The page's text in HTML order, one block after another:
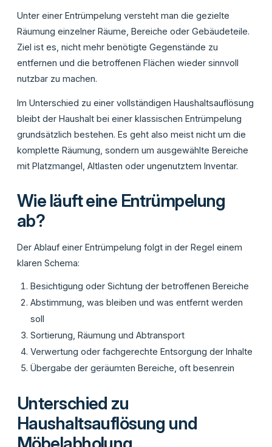
Unter einer Entrümpelung versteht man die gezielte
Räumung einzelner Räume, Bereiche oder Gebäudeteile.
Ziel ist es, nicht mehr benötigte Gegenstände zu
entfernen und die betroffenen Flächen wieder sinnvoll
nutzbar zu machen.
Im Unterschied zu einer vollständigen Haushaltsauflösung
bleibt der Haushalt bei einer klassischen Entrümpelung
grundsätzlich bestehen. Es geht also meist nicht um die
komplette Räumung, sondern um ausgewählte Bereiche
mit Platzmangel, Altlasten oder ungenutztem Inventar.
Wie läuft eine Entrümpelung
ab?
Der Ablauf einer Entrümpelung folgt in der Regel einem
klaren Schema:
Besichtigung oder Sichtung der betroffenen Bereiche
Abstimmung, was bleiben und was entfernt werden
soll
Sortierung, Räumung und Abtransport
Verwertung oder fachgerechte Entsorgung der Inhalte
Übergabe der geräumten Bereiche, oft besenrein
Unterschied zu
Haushaltsauflösung und